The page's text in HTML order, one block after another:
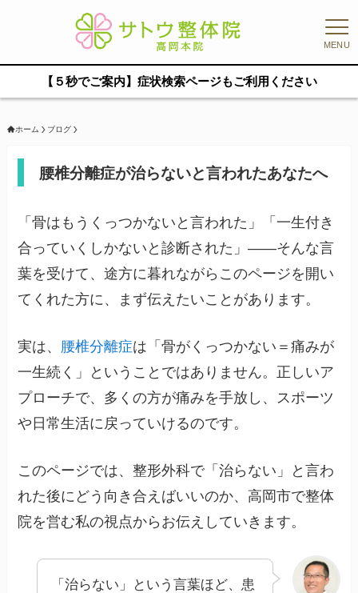
MENU
【５秒でご案内】症状検索ページもご利用ください
ホーム ブログ
腰椎分離症が治らないと言われたあなたへ
「骨はもうくっつかないと言われた」「一生付き
合っていくしかないと診断された」——そんな言
葉を受けて、途方に暮れながらこのページを開い
てくれた方に、まず伝えたいことがあります。
実は、 腰椎分離症は「骨がくっつかない＝痛みが
一生続く」ということではありません。正しいア
プローチで、多くの方が痛みを手放し、スポーツ
や日常生活に戻っていけるのです。
このページでは、整形外科で「治らない」と言わ
れた後にどう向き合えばいいのか、高岡市で整体
院を営む私の視点からお伝えしていきます。
「治らない」という言葉ほど、患